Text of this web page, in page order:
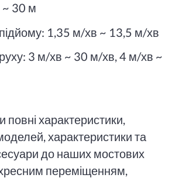
~ 30 м
1,35 м/хв ~ 13,5 м/хв
3 м/хв ~ 30 м/хв, 4 м/хв ~
характеристики,
характеристики та
до наших мостових
переміщенням,